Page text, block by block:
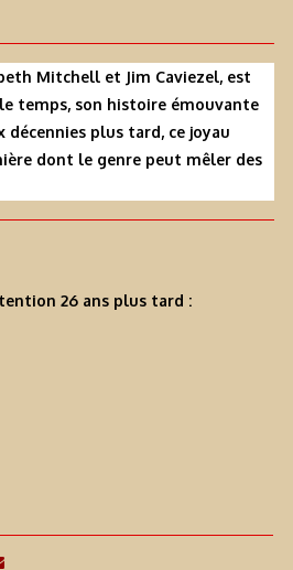
Mitchell et Jim Caviezel, est
temps, son histoire émouvante
plus tard, ce joyau
dont le genre peut mêler des
26 ans plus tard :